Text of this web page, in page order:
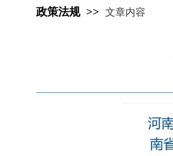
政策法规 >> 文章内容